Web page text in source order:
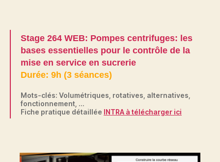
Stage 264 WEB: Pompes centrifuges: les
bases essentielles pour le contrôle de la
mise en service en sucrerie
Durée: 9h (3 séances)
Mots-clés: Volumétriques, rotatives, alternatives,
fonctionnement, …
Fiche pratique détaillée INTRA à télécharger ici